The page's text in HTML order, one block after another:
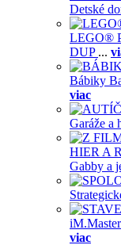
Detské
LEGO®
DUP ...
Bábiky
viac
Garáže a
HIER A
Gabby a
viac